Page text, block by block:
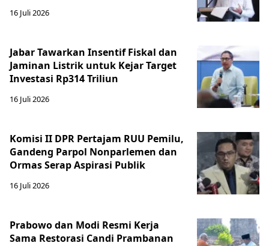
16 Juli 2026
Jabar Tawarkan Insentif Fiskal dan
Jaminan Listrik untuk Kejar Target
Investasi Rp314 Triliun
16 Juli 2026
Komisi II DPR Pertajam RUU Pemilu,
Gandeng Parpol Nonparlemen dan
Ormas Serap Aspirasi Publik
16 Juli 2026
Prabowo dan Modi Resmi Kerja
Sama Restorasi Candi Prambanan